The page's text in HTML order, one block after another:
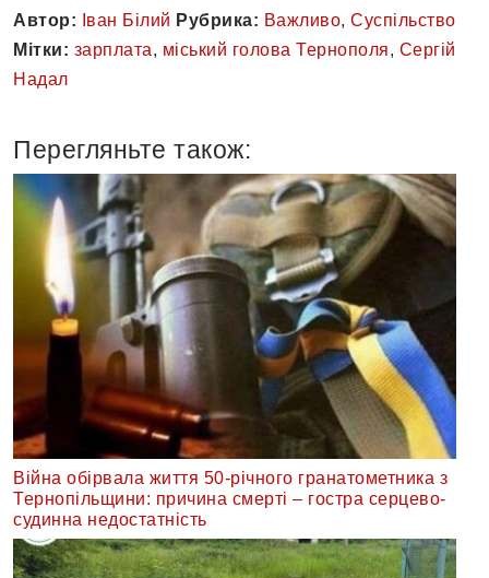
Автор: Іван Білий Рубрика: Важливо, Суспільство
Мітки: зарплата, міський голова Тернополя, Сергій
Надал
Перегляньте також:
Війна обірвала життя 50-річного гранатометника з
Тернопільщини: причина смерті – гостра серцево-
судинна недостатність